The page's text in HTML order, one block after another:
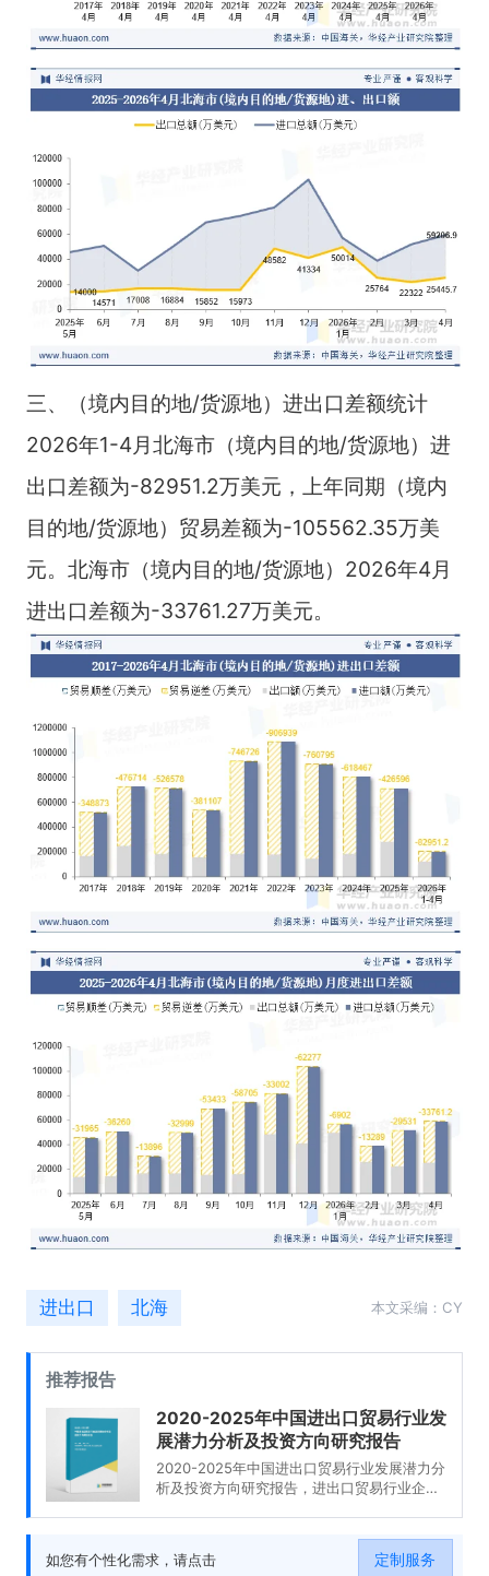
三、（境内目的地/货源地）进出口差额统计
2026年1-4月北海市（境内目的地/货源地）进
出口差额为-82951.2万美元，上年同期（境内
目的地/货源地）贸易差额为-105562.35万美
元。北海市（境内目的地/货源地）2026年4月
进出口差额为-33761.27万美元。
进出口 北海 本文采编：CY
推荐报告
2020-2025年中国进出口贸易行业发
展潜力分析及投资方向研究报告
2020-2025年中国进出口贸易行业发展潜力分
析及投资方向研究报告，进出口贸易行业企业
国进出口贸易行业发展战略及规划建议。
如您有个性化需求，请点击 定制服务